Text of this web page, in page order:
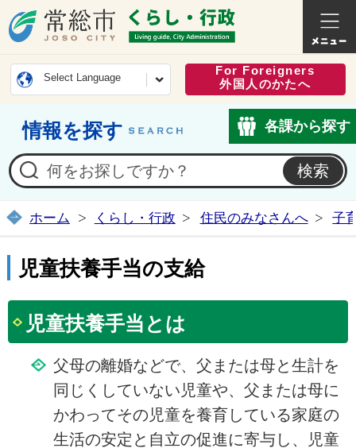
常総市公式ホームページ
くらし
Select Language
For Foreigners
外国人のかたへ
情報を探す 各課から探す
ホーム くらし・行政 住民のみなさんへ 子
児童扶養手当の支給
児童扶養手当とは
父母の離婚などで、父または母と生計を
同じくしていない児童や、父または母に
かわってその児童を養育している家庭の
生活の安定と自立の促進に寄与し、児童